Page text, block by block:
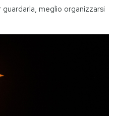
meglio organizzarsi